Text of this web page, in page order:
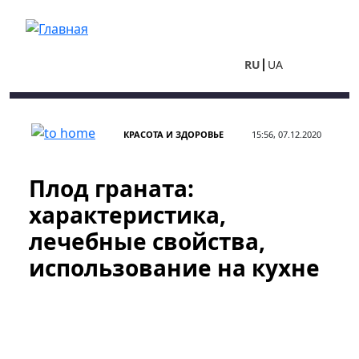
RU UA
КРАСОТА И ЗДОРОВЬЕ 15:56, 07.12.2020
Плод граната:
характеристика,
лечебные свойства,
использование на кухне